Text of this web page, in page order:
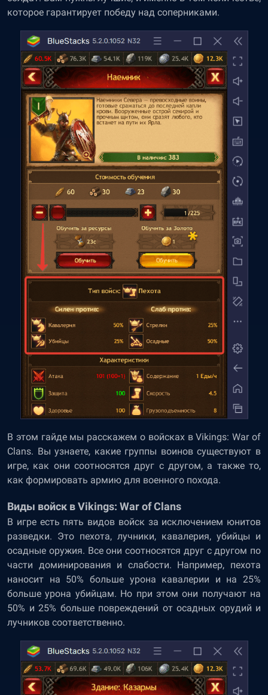
которое гарантирует победу над соперниками.
В этом гайде мы расскажем о войсках в Vikings: War of
Clans. Вы узнаете, какие группы воинов существуют в
игре, как они соотносятся друг с другом, а также то,
как формировать армию для военного похода.
Виды войск в Vikings: War of Clans
В игре есть пять видов войск за исключением юнитов
разведки. Это пехота, лучники, кавалерия, убийцы и
осадные оружия. Все они соотносятся друг с другом по
части доминирования и слабости. Например, пехота
наносит на 50% больше урона кавалерии и на 25%
больше урона убийцам. Но при этом они получают на
50% и 25% больше повреждений от осадных орудий и
лучников соответственно.